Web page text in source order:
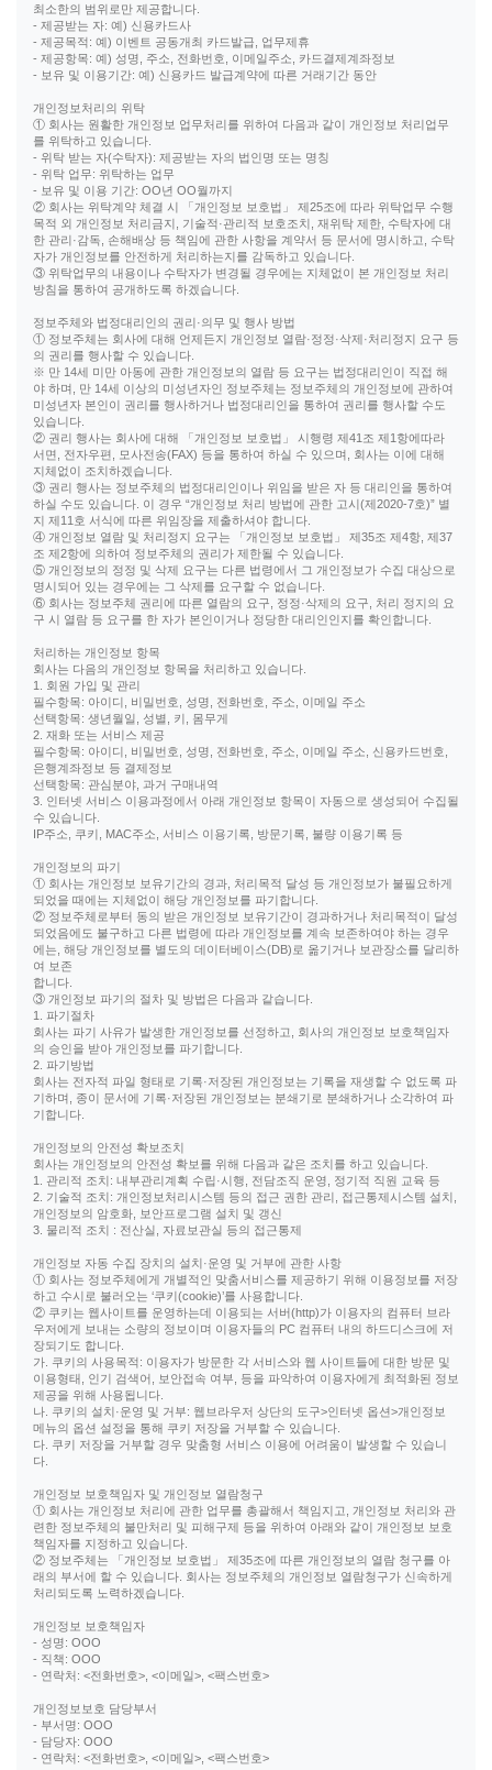
최소한의 범위로만 제공합니다.
- 제공받는 자: 예) 신용카드사
- 제공목적: 예) 이벤트 공동개최 카드발급, 업무제휴
- 제공항목: 예) 성명, 주소, 전화번호, 이메일주소, 카드결제계좌정보
- 보유 및 이용기간: 예) 신용카드 발급계약에 따른 거래기간 동안
개인정보처리의 위탁
① 회사는 원활한 개인정보 업무처리를 위하여 다음과 같이 개인정보 처리업무
를 위탁하고 있습니다.
- 위탁 받는 자(수탁자): 제공받는 자의 법인명 또는 명칭
- 위탁 업무: 위탁하는 업무
- 보유 및 이용 기간: OO년 OO월까지
② 회사는 위탁계약 체결 시 「개인정보 보호법」 제25조에 따라 위탁업무 수행
목적 외 개인정보 처리금지, 기술적·관리적 보호조치, 재위탁 제한, 수탁자에 대
한 관리·감독, 손해배상 등 책임에 관한 사항을 계약서 등 문서에 명시하고, 수탁
자가 개인정보를 안전하게 처리하는지를 감독하고 있습니다.
③ 위탁업무의 내용이나 수탁자가 변경될 경우에는 지체없이 본 개인정보 처리
방침을 통하여 공개하도록 하겠습니다.
정보주체와 법정대리인의 권리·의무 및 행사 방법
① 정보주체는 회사에 대해 언제든지 개인정보 열람·정정·삭제·처리정지 요구 등
의 권리를 행사할 수 있습니다.
※ 만 14세 미만 아동에 관한 개인정보의 열람 등 요구는 법정대리인이 직접 해
야 하며, 만 14세 이상의 미성년자인 정보주체는 정보주체의 개인정보에 관하여
미성년자 본인이 권리를 행사하거나 법정대리인을 통하여 권리를 행사할 수도
있습니다.
② 권리 행사는 회사에 대해 「개인정보 보호법」 시행령 제41조 제1항에따라
서면, 전자우편, 모사전송(FAX) 등을 통하여 하실 수 있으며, 회사는 이에 대해
지체없이 조치하겠습니다.
③ 권리 행사는 정보주체의 법정대리인이나 위임을 받은 자 등 대리인을 통하여
하실 수도 있습니다. 이 경우 “개인정보 처리 방법에 관한 고시(제2020-7호)” 별
지 제11호 서식에 따른 위임장을 제출하셔야 합니다.
④ 개인정보 열람 및 처리정지 요구는 「개인정보 보호법」 제35조 제4항, 제37
조 제2항에 의하여 정보주체의 권리가 제한될 수 있습니다.
⑤ 개인정보의 정정 및 삭제 요구는 다른 법령에서 그 개인정보가 수집 대상으로
명시되어 있는 경우에는 그 삭제를 요구할 수 없습니다.
⑥ 회사는 정보주체 권리에 따른 열람의 요구, 정정·삭제의 요구, 처리 정지의 요
구 시 열람 등 요구를 한 자가 본인이거나 정당한 대리인인지를 확인합니다.
처리하는 개인정보 항목
회사는 다음의 개인정보 항목을 처리하고 있습니다.
1. 회원 가입 및 관리
필수항목: 아이디, 비밀번호, 성명, 전화번호, 주소, 이메일 주소
선택항목: 생년월일, 성별, 키, 몸무게
2. 재화 또는 서비스 제공
필수항목: 아이디, 비밀번호, 성명, 전화번호, 주소, 이메일 주소, 신용카드번호,
은행계좌정보 등 결제정보
선택항목: 관심분야, 과거 구매내역
3. 인터넷 서비스 이용과정에서 아래 개인정보 항목이 자동으로 생성되어 수집될
수 있습니다.
IP주소, 쿠키, MAC주소, 서비스 이용기록, 방문기록, 불량 이용기록 등
개인정보의 파기
① 회사는 개인정보 보유기간의 경과, 처리목적 달성 등 개인정보가 불필요하게
되었을 때에는 지체없이 해당 개인정보를 파기합니다.
② 정보주체로부터 동의 받은 개인정보 보유기간이 경과하거나 처리목적이 달성
되었음에도 불구하고 다른 법령에 따라 개인정보를 계속 보존하여야 하는 경우
에는, 해당 개인정보를 별도의 데이터베이스(DB)로 옮기거나 보관장소를 달리하
여 보존
합니다.
③ 개인정보 파기의 절차 및 방법은 다음과 같습니다.
1. 파기절차
회사는 파기 사유가 발생한 개인정보를 선정하고, 회사의 개인정보 보호책임자
의 승인을 받아 개인정보를 파기합니다.
2. 파기방법
회사는 전자적 파일 형태로 기록·저장된 개인정보는 기록을 재생할 수 없도록 파
기하며, 종이 문서에 기록·저장된 개인정보는 분쇄기로 분쇄하거나 소각하여 파
기합니다.
개인정보의 안전성 확보조치
회사는 개인정보의 안전성 확보를 위해 다음과 같은 조치를 하고 있습니다.
1. 관리적 조치: 내부관리계획 수립·시행, 전담조직 운영, 정기적 직원 교육 등
2. 기술적 조치: 개인정보처리시스템 등의 접근 권한 관리, 접근통제시스템 설치,
개인정보의 암호화, 보안프로그램 설치 및 갱신
3. 물리적 조치 : 전산실, 자료보관실 등의 접근통제
개인정보 자동 수집 장치의 설치·운영 및 거부에 관한 사항
① 회사는 정보주체에게 개별적인 맞춤서비스를 제공하기 위해 이용정보를 저장
하고 수시로 불러오는 ‘쿠키(cookie)’를 사용합니다.
② 쿠키는 웹사이트를 운영하는데 이용되는 서버(http)가 이용자의 컴퓨터 브라
우저에게 보내는 소량의 정보이며 이용자들의 PC 컴퓨터 내의 하드디스크에 저
장되기도 합니다.
가. 쿠키의 사용목적: 이용자가 방문한 각 서비스와 웹 사이트들에 대한 방문 및
이용형태, 인기 검색어, 보안접속 여부, 등을 파악하여 이용자에게 최적화된 정보
제공을 위해 사용됩니다.
나. 쿠키의 설치·운영 및 거부: 웹브라우저 상단의 도구>인터넷 옵션>개인정보
메뉴의 옵션 설정을 통해 쿠키 저장을 거부할 수 있습니다.
다. 쿠키 저장을 거부할 경우 맞춤형 서비스 이용에 어려움이 발생할 수 있습니
다.
개인정보 보호책임자 및 개인정보 열람청구
① 회사는 개인정보 처리에 관한 업무를 총괄해서 책임지고, 개인정보 처리와 관
련한 정보주체의 불만처리 및 피해구제 등을 위하여 아래와 같이 개인정보 보호
책임자를 지정하고 있습니다.
② 정보주체는 「개인정보 보호법」 제35조에 따른 개인정보의 열람 청구를 아
래의 부서에 할 수 있습니다. 회사는 정보주체의 개인정보 열람청구가 신속하게
처리되도록 노력하겠습니다.
개인정보 보호책임자
- 성명: OOO
- 직책: OOO
- 연락처: <전화번호>, <이메일>, <팩스번호>
개인정보보호 담당부서
- 부서명: OOO
- 담당자: OOO
- 연락처: <전화번호>, <이메일>, <팩스번호>